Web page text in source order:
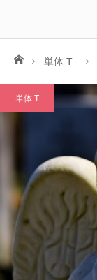
ホーム単体 T
単体 T